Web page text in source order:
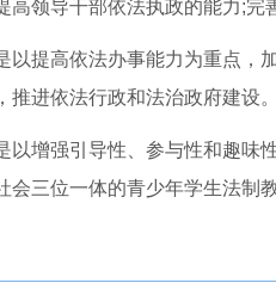
高领导干部依法执政的能力;完
提高依法办事能力为重点，加
推进依法行政和法治政府建设。
增强引导性、参与性和趣味性
会三位一体的青少年学生法制